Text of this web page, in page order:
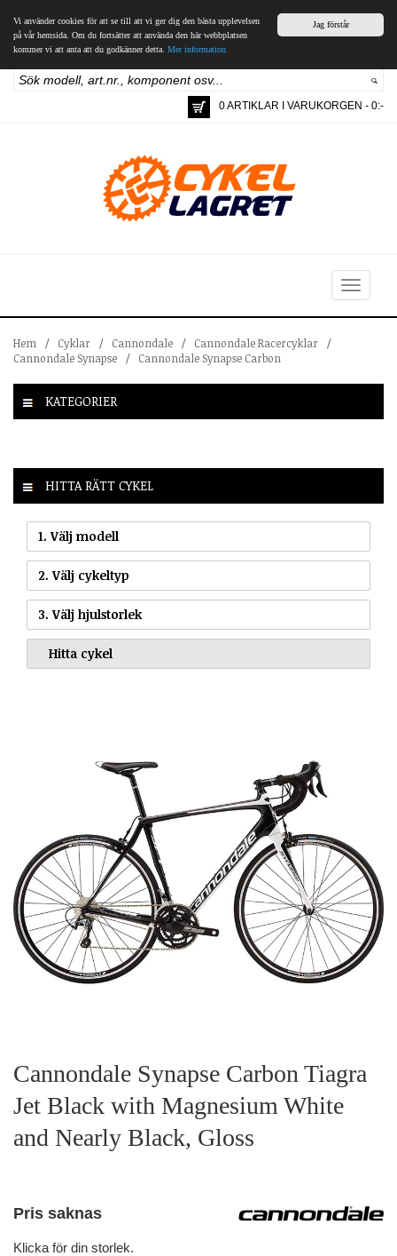
Jag förstår
Vi använder cookies för att se till att vi ger dig den bästa upplevelsen
på vår hemsida. Om du fortsätter att använda den här webbplatsen
kommer vi att anta att du godkänner detta. Mer information
0 ARTIKLAR I VARUKORGEN - 0:-
Toggle
navigation
Hem / Cyklar / Cannondale / Cannondale Racercyklar
/
Cannondale Synapse
/ Cannondale Synapse Carbon
KATEGORIER
HITTA RÄTT CYKEL
1. Välj modell
2. Välj cykeltyp
3. Välj hjulstorlek
Cannondale Synapse Carbon Tiagra
Jet Black with Magnesium White
and Nearly Black, Gloss
Pris saknas
Klicka för din storlek.